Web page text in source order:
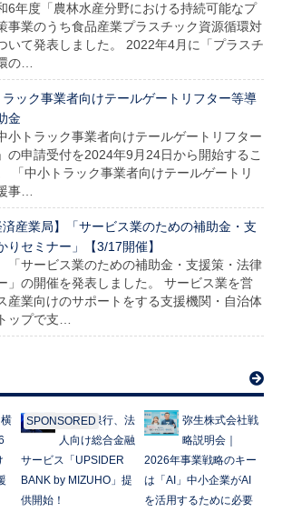
6年度「農林水産分野における持続可能なプ
事業のうち食品産業プラスチック資源循環対
いて発表しました。 2022年4月に「プラスチ
の…
ラック事業者向けテールゲートリフター等導
金
小トラック事業者向けテールゲートリフター
の申請受付を2024年9月24日から開始するこ
「中小トラック事業者向けテールゲートリ
事…
済産業局】「サービス業のための補助金・支
りセミナー」【3/17開催】
「サービス業のための補助金・支援策・法律
」の開催を発表しました。 サービス業を営
産業向けのサポートをする支援機関・自治体
ップで支…
SPONSOREDみずほ銀行、法
人向け総合金融
サービス「UPSIDER
BANK by MIZUHO」提
供開始！
弥生株式会社戦
略説明会｜
2026年事業戦略のキー
は「AI」中小企業がAI
を活用するために必要